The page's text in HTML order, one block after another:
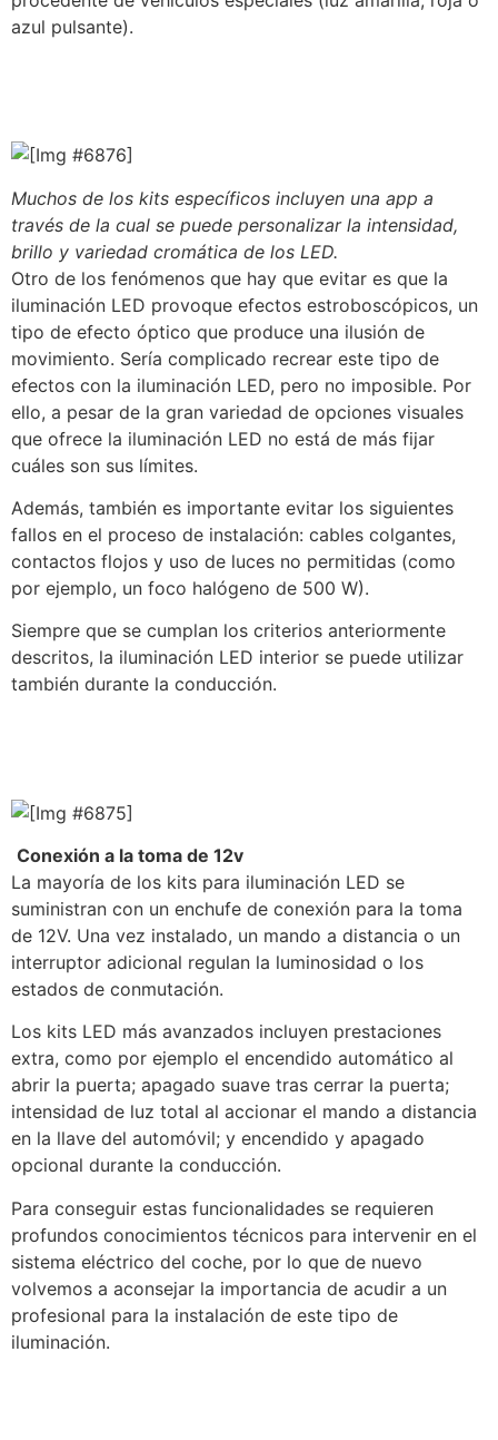
azul pulsante).
Muchos de los kits específicos incluyen una app a
través de la cual se puede personalizar la intensidad,
brillo y variedad cromática de los LED.
Otro de los fenómenos que hay que evitar es que la
iluminación LED provoque efectos estroboscópicos, un
tipo de efecto óptico que produce una ilusión de
movimiento. Sería complicado recrear este tipo de
efectos con la iluminación LED, pero no imposible. Por
ello, a pesar de la gran variedad de opciones visuales
que ofrece la iluminación LED no está de más fijar
cuáles son sus límites.
Además, también es importante evitar los siguientes
fallos en el proceso de instalación: cables colgantes,
contactos flojos y uso de luces no permitidas (como
por ejemplo, un foco halógeno de 500 W).
Siempre que se cumplan los criterios anteriormente
descritos, la iluminación LED interior se puede utilizar
también durante la conducción.
Conexión a la toma de 12v
La mayoría de los kits para iluminación LED se
suministran con un enchufe de conexión para la toma
de 12V. Una vez instalado, un mando a distancia o un
interruptor adicional regulan la luminosidad o los
estados de conmutación.
Los kits LED más avanzados incluyen prestaciones
extra, como por ejemplo el encendido automático al
abrir la puerta; apagado suave tras cerrar la puerta;
intensidad de luz total al accionar el mando a distancia
en la llave del automóvil; y encendido y apagado
opcional durante la conducción.
Para conseguir estas funcionalidades se requieren
profundos conocimientos técnicos para intervenir en el
sistema eléctrico del coche, por lo que de nuevo
volvemos a aconsejar la importancia de acudir a un
profesional para la instalación de este tipo de
iluminación.